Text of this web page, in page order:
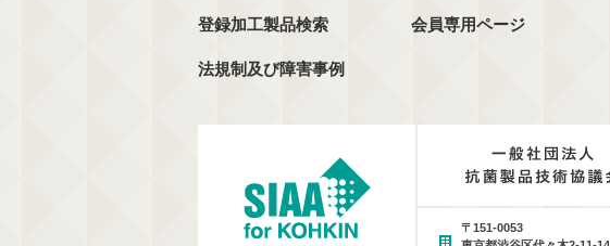
登録加工製品検索
法規制及び障害事例
会員専用ページ
〒151-0053